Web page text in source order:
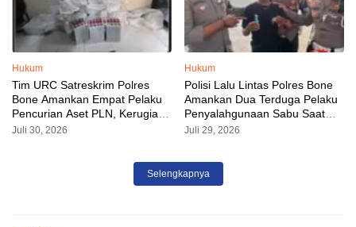
Hukum
Tim URC Satreskrim Polres
Bone Amankan Empat Pelaku
Pencurian Aset PLN, Kerugian
Ditaksir Capai Rp 3 Milyar
Juli 30, 2026
Hukum
Polisi Lalu Lintas Polres Bone
Amankan Dua Terduga Pelaku
Penyalahgunaan Sabu Saat
Razia Kendaraan
Juli 29, 2026
Selengkapnya